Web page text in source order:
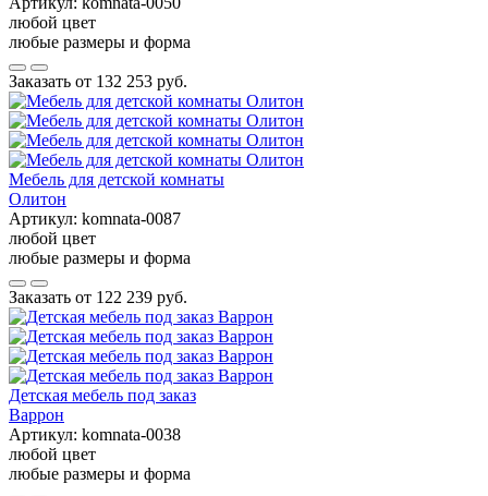
любой цвет
любые размеры и форма
Заказать от 132 253 руб.
Мебель для детской комнаты
Олитон
Артикул: komnata-0087
любой цвет
любые размеры и форма
Заказать от 122 239 руб.
Детская мебель под заказ
Варрон
Артикул: komnata-0038
любой цвет
любые размеры и форма